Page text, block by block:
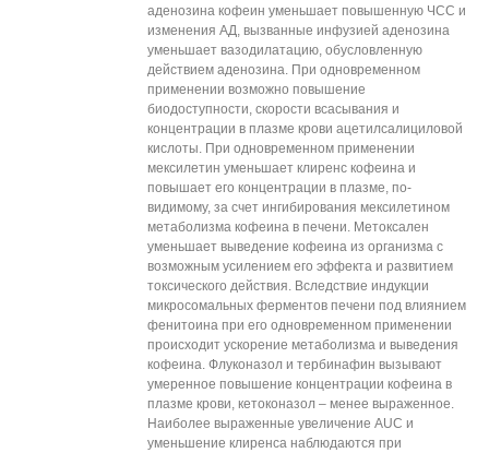
аденозина кофеин уменьшает повышенную ЧСС и
изменения АД, вызванные инфузией аденозина
уменьшает вазодилатацию, обусловленную
действием аденозина. При одновременном
применении возможно повышение
биодоступности, скорости всасывания и
концентрации в плазме крови ацетилсалициловой
кислоты. При одновременном применении
мексилетин уменьшает клиренс кофеина и
повышает его концентрации в плазме, по-
видимому, за счет ингибирования мексилетином
метаболизма кофеина в печени. Метоксален
уменьшает выведение кофеина из организма с
возможным усилением его эффекта и развитием
токсического действия. Вследствие индукции
микросомальных ферментов печени под влиянием
фенитоина при его одновременном применении
происходит ускорение метаболизма и выведения
кофеина. Флуконазол и тербинафин вызывают
умеренное повышение концентрации кофеина в
плазме крови, кетоконазол – менее выраженное.
Наиболее выраженные увеличение AUC и
уменьшение клиренса наблюдаются при